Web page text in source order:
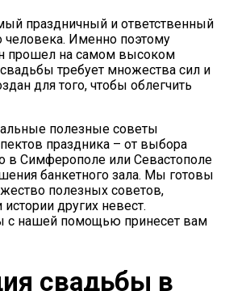
праздничный и ответственный
Именно поэтому
прошел на самом высоком
требует множества сил и
для того, чтобы облегчить
полезные советы
праздника – от выбора
в Симферополе или Севастополе
банкетного зала. Мы готовы
полезных советов,
других невест.
с нашей помощью принесет вам
свадьбы в